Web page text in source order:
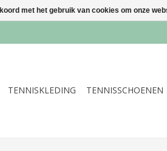
TENNISKLEDING TENNISSCHOENEN
met het gebruik van cookies om onze